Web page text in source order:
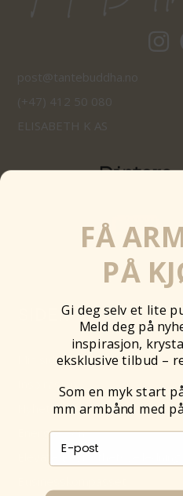
post@tantebuddha.no
(+47) 412 50 080
ELISABETH K AS
SIDER
Min side
Inspirasjon
Nyhetsbrev
Energi & rens
Elevate Bevissthetsveiledning
FÅ
PÅ
Gi deg selv et lite
Meld deg på
inspirasjon,
eksklusive tilbud –
Som en myk start
mm armbånd med
E-post påmelding